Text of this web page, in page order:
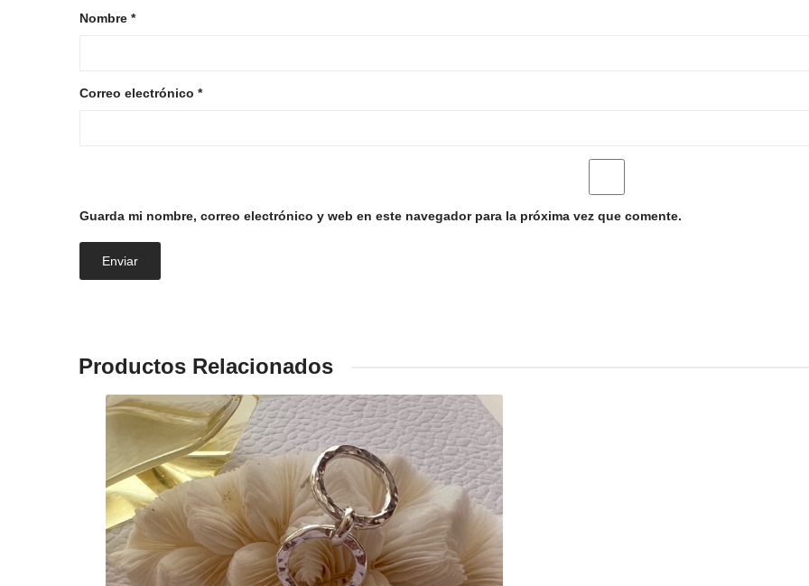
Nombre *
Correo electrónico *
Guarda mi nombre, correo electrónico y web en este navegador para la próxima vez que comente.
Productos Relacionados